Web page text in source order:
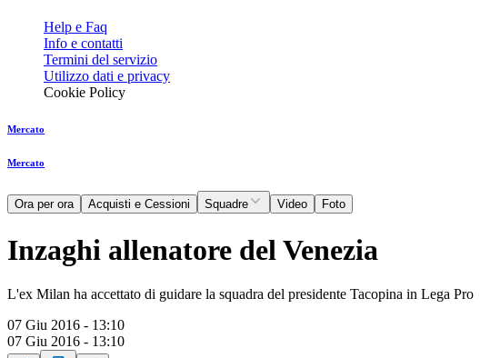
Help e Faq
Info e contatti
Termini del servizio
Utilizzo dati e privacy
Cookie Policy
Mercato
Mercato
Ora per ora Acquisti e Cessioni Squadre Video Foto
Inzaghi allenatore del Venezia
L'ex Milan ha accettato di guidare la squadra del presidente Tacopina in Lega Pro
07 Giu 2016 - 13:10
07 Giu 2016 - 13:10